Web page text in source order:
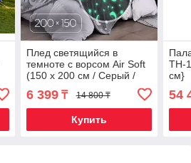
Плед светящийся в
темноте с ворсом Air Soft
(150 х 200 см / Серый /
Звездочки)
6 399₸ 14 800 ₸
Купить
TH-
см}
54